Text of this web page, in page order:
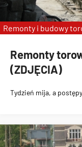
Remonty
(ZDJĘCIA)
Tydzień mija, a
Remonty i budowy